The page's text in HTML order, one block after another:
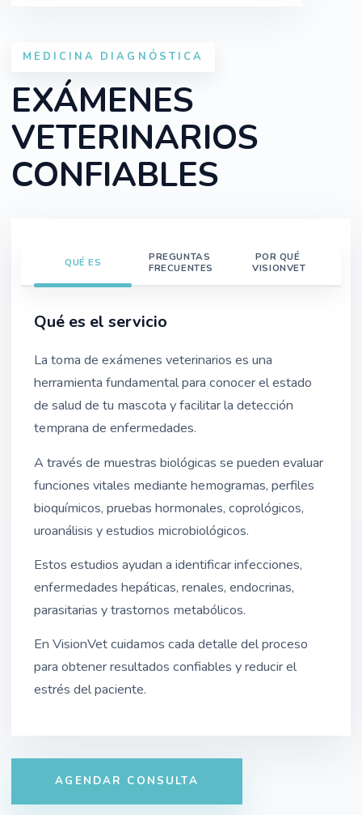
MEDICINA DIAGNÓSTICA
EXÁMENES
VETERINARIOS
CONFIABLES
QUÉ ES
PREGUNTAS
FRECUENTES
POR QUÉ
VISIONVET
Qué es el servicio
La toma de exámenes veterinarios es una
herramienta fundamental para conocer el estado
de salud de tu mascota y facilitar la detección
temprana de enfermedades.
A través de muestras biológicas se pueden evaluar
funciones vitales mediante hemogramas, perfiles
bioquímicos, pruebas hormonales, coprológicos,
uroanálisis y estudios microbiológicos.
Estos estudios ayudan a identificar infecciones,
enfermedades hepáticas, renales, endocrinas,
parasitarias y trastornos metabólicos.
En VisionVet cuidamos cada detalle del proceso
para obtener resultados confiables y reducir el
estrés del paciente.
AGENDAR CONSULTA